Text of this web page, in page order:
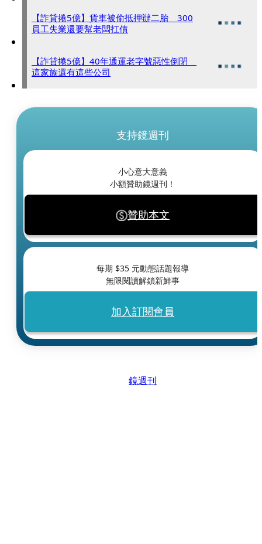
【詐貸捲5億】貨車被偷抵押辦二胎 300
員工失業還要幫老闆扛債
【詐貸捲5億】40年通運老字號惡性倒閉
這家族還有這些公司
支持鏡週刊
小心意大意義
小額贊助鏡週刊！
贊助本文
每期 $35 元動態話題報導
無限閱讀解鎖新鮮事
加入訂閱會員
鏡週刊